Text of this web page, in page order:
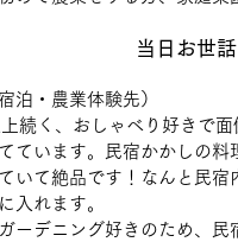
当日お世
宿泊・農業体験先）
続く、おしゃべり好きで
ています。民宿かかしの
いて絶品です！なんと民
入れます。
ーデニング好きのため、